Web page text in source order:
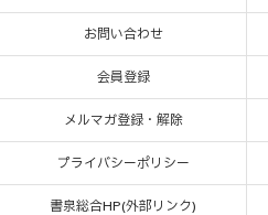
お問い合わせ
会員登録
メルマガ登録・解除
プライバシーポリシー
書泉総合HP(外部リンク)